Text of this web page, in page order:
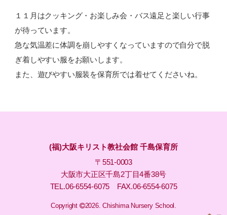
１１月はクッキング・お楽しみ会・バス遠足と楽しい行事
が待っています。
急な気温差に体調を崩しやすくなっていますので自分で脱
ぎ着しやすい服をお願いします。
また、遊びやすい服装を保育所では着せてくださいね。
(福)大阪キリスト教社会館 千島保育所
〒551-0003
大阪市大正区千島2丁目4番38号
TEL.06-6554-6075 FAX.06-6554-6075
Copyright 2026. Chishima Nursery School.